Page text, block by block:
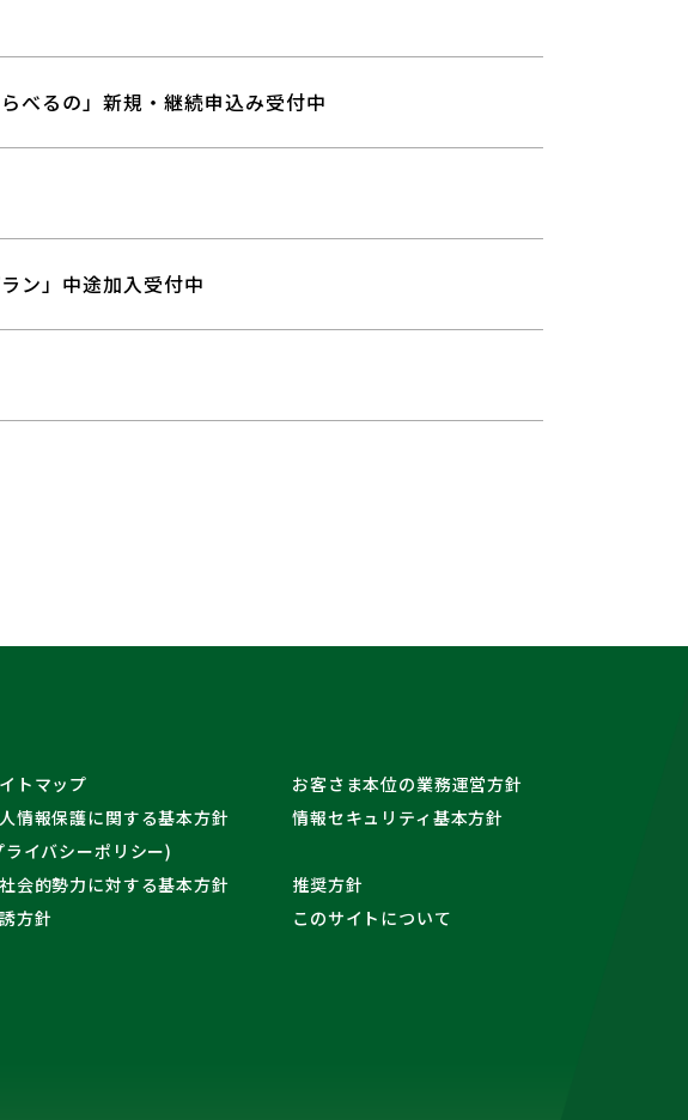
べるの」新規・継続申込み受付中
ン」中途加入受付中
トマップ
お客さま本位の業務運営方針
情報保護に関する基本方針
ライバシーポリシー)
情報セキュリティ基本方針
会的勢力に対する基本方針
推奨方針
方針
このサイトについて